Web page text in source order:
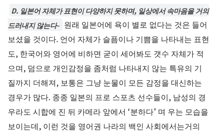
D. 일본어 자체가 표현이 다양하지 못하며, 일상에서 속마음을 거의
드러내지 않는다- 원래 일본어에 욕이 별로 없다는 것은 들어
보셨을 것이다. 언어 자체가 슬픔이나 기쁨을 나타내는 표현
도, 한국어와 영어에 비하면 굳이 세어봐도 갯수 자체가 적
으며, 덤으로 개인감정을 좀처럼 나타내지 않는 특유의 기
질까지 더해져, 보통은 그냥 눈물이 모든 감정을 대신하는
경우가 많다. 종종 일본의 프로 스포츠 선수들이, 남성의 경
우라도 시합에 진 뒤 카메라 앞에서 ‘분하다’ 며 우는 모습을
보이는데, 이런 것을 영어권 나라의 백인 사회에서는거의